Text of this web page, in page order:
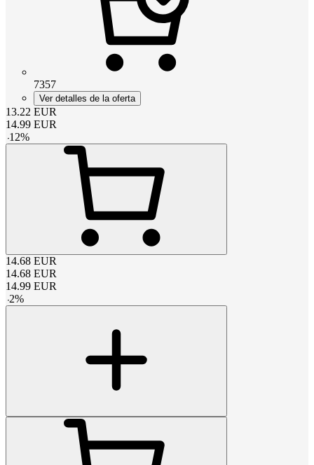
7357
Ver detalles de la oferta
13.22 EUR
14.99 EUR
-12%
14.68 EUR
14.68 EUR
14.99 EUR
-2%